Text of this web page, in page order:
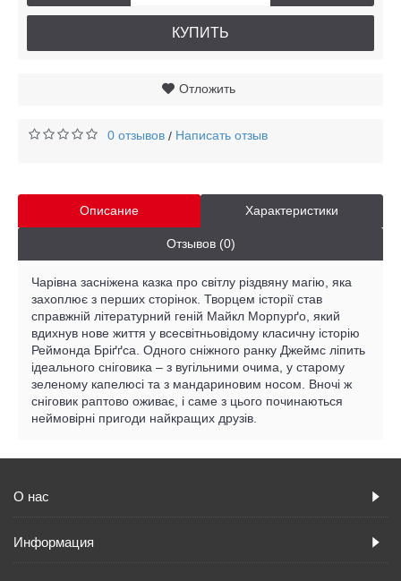
КУПИТЬ
Отложить
0 отзывов / Написать отзыв
Описание Характеристики
Отзывов (0)
Чарівна засніжена казка про світлу різдвяну магію, яка
захоплює з перших сторінок. Творцем історії став
справжній літературний геній Майкл Морпурґо, який
вдихнув нове життя у всесвітньовідому класичну історію
Реймонда Бріґґса. Одного сніжного ранку Джеймс ліпить
ідеального сніговика – з вугільними очима, у старому
зеленому капелюсі та з мандариновим носом. Вночі ж
сніговик раптово оживає, і саме з цього починаються
неймовірні пригоди найкращих друзів.
О нас
Информация